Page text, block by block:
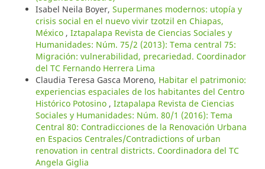
Isabel Neila Boyer, Supermanes modernos: utopía y
crisis social en el nuevo vivir tzotzil en Chiapas,
México , Iztapalapa Revista de Ciencias Sociales y
Humanidades: Núm. 75/2 (2013): Tema central 75:
Migración: vulnerabilidad, precariedad. Coordinador
del TC Fernando Herrera Lima
Claudia Teresa Gasca Moreno, Habitar el patrimonio:
experiencias espaciales de los habitantes del Centro
Histórico Potosino , Iztapalapa Revista de Ciencias
Sociales y Humanidades: Núm. 80/1 (2016): Tema
Central 80: Contradicciones de la Renovación Urbana
en Espacios Centrales/Contradictions of urban
renovation in central districts. Coordinadora del TC
Angela Giglia